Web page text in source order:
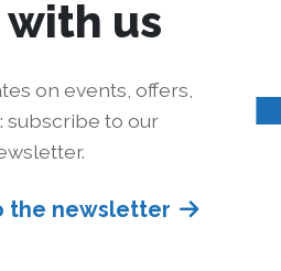
with us
on events, offers,
subscribe to our
the newsletter